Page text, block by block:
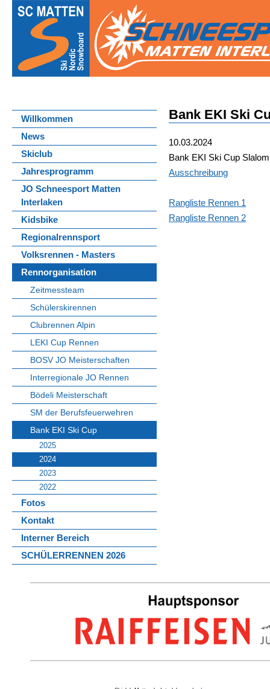
Willkommen
News
Skiclub
Jahresprogramm
JO Schneesport Matten
Interlaken
Kidsbike
Regionalrennsport
Volksrennen - Masters
Rennorganisation
Zeitmessteam
Schülerskirennen
Clubrennen Alpin
LEKI Cup Rennen
BOSV JO Meisterschaften
Interregionale JO Rennen
Bödeli Meisterschaft
SM der Berufsfeuerwehren
Bank EKI Ski Cup
2025
2024
2023
2022
Fotos
Kontakt
Interner Bereich
SCHÜLERRENNEN 2026
Bank EKI Ski
10.03.2024
Bank EKI Ski Cup
Ausschreibung
Rangliste Rennen 1
Rangliste Rennen 2